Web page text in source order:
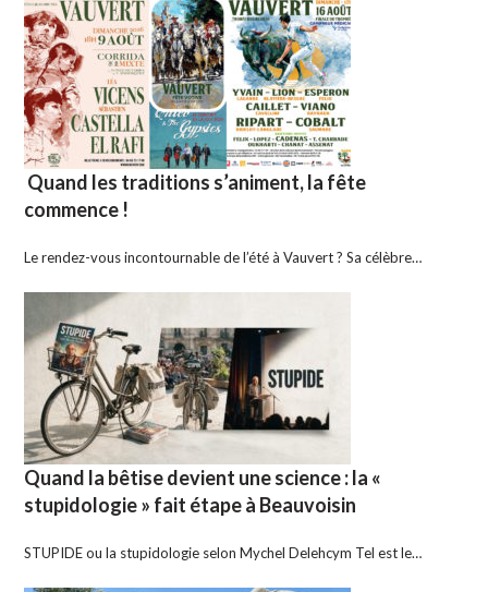
Quand les traditions s’animent, la fête
commence !
Le rendez-vous incontournable de l’été à Vauvert ? Sa célèbre…
Quand la bêtise devient une science : la «
stupidologie » fait étape à Beauvoisin
STUPIDE ou la stupidologie selon Mychel Delehcym Tel est le…